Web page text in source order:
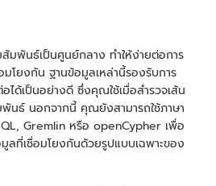
มพันธ์เป็นศูนย์กลาง ทำให้ง่ายต่อการ
โยงกัน ฐานข้อมูลเหล่านี้รองรับการ
ด้เป็นอย่างดี ซึ่งคุณใช้เมื่อสำรวจเส้น
นธ์ นอกจากนี้ คุณยังสามารถใช้ภาษา
Gremlin หรือ openCypher เพื่อ
ลที่เชื่อมโยงกันด้วยรูปแบบเฉพาะของ